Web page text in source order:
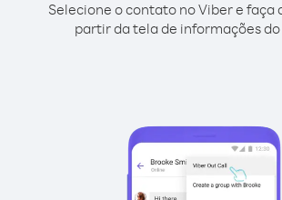
Selecione o contato no Viber e faça
partir da tela de informações